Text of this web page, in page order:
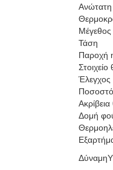
Ανώτατη
Τάση
Παροχή
Έλεγχος
Δομή
Δύναμη